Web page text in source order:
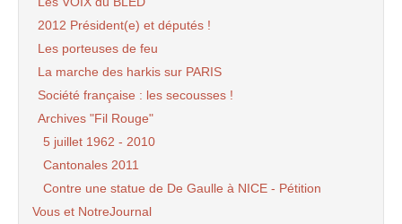
2012 Président(e) et députés !
Les porteuses de feu
La marche des harkis sur PARIS
Société française : les secousses !
Archives "Fil Rouge"
5 juillet 1962 - 2010
Cantonales 2011
Contre une statue de De Gaulle à NICE - Pétition
Vous et NotreJournal